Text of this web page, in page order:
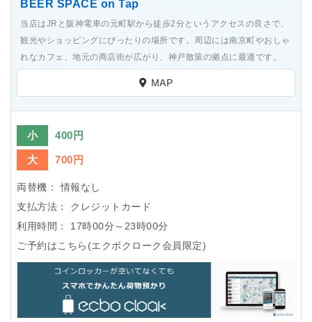
BEER SPACE on Tap
当店はJRと阪神電車の元町駅から徒歩2分というアクセスの良さで、
観光やショッピングにぴったりの場所です。周辺には南京町やおしゃ
れなカフェ、地元の商店街が広がり、神戸散策の拠点に最適です。
MAP
小 400円
大 700円
両替機：
情報なし
支払方法：
クレジットカード
利用時間：
17時00分～23時00分
ご予約はこちら(エクボクローク会員限定)